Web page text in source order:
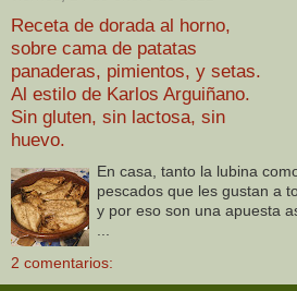
Receta de dorada al horno,
sobre cama de patatas
panaderas, pimientos, y setas.
Al estilo de Karlos Arguiñano.
Sin gluten, sin lactosa, sin
huevo.
En casa, tanto la lubina
pescados que les gustan a
y por eso son una apuesta
2 comentarios: